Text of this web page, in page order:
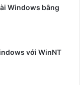
Windows bằng
với WinNT